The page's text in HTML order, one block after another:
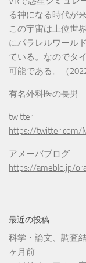
る神になる時代が
この宇宙は上位世
にパラレルワール
ている。なのでタ
可能である。（
有名外科医の長男
twitter
https://twitter.com/
アメーバブログ
https://ameblo.jp/
最近の投稿
科学・論文、調査
ヶ月前